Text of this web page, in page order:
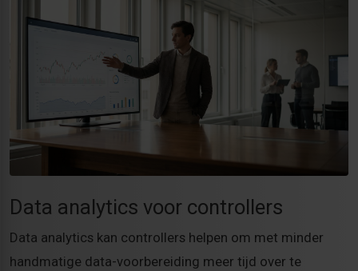
Data analytics voor controllers
Data analytics kan controllers helpen om met minder
handmatige data-voorbereiding meer tijd over te